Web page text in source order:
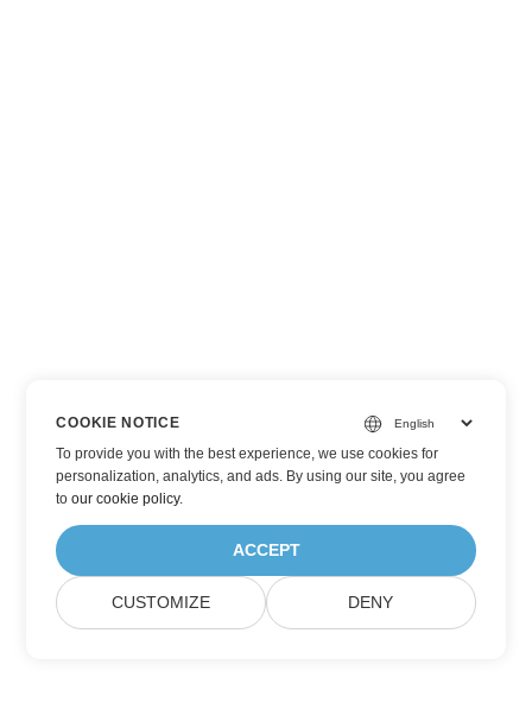
COOKIE NOTICE
To provide you with the best experience, we use cookies for
personalization, analytics, and ads. By using our site, you agree
toour cookie policy.
ACCEPT
CUSTOMIZE DENY